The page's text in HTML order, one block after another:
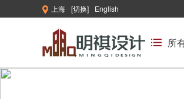
上海 [切换] English
所